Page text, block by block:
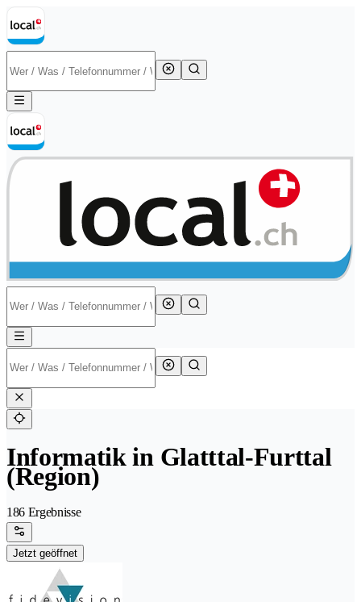
Informatik in Glatttal-Furttal
(Region)
186 Ergebnisse
Jetzt geöffnet